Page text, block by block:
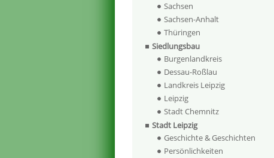
Sachsen
Sachsen-Anhalt
Thüringen
Siedlungsbau
Burgenlandkreis
Dessau-Roßlau
Landkreis Leipzig
Leipzig
Stadt Chemnitz
Stadt Leipzig
Geschichte & Geschichten
Persönlichkeiten